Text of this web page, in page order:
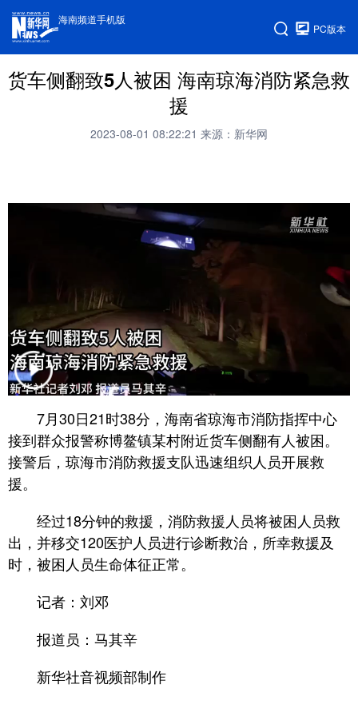
海南频道手机版
PC版本
货车侧翻致5人被困 海南琼海消防紧急救
援
2023-08-01 08:22:21 来源：新华网
7月30日21时38分，海南省琼海市消防指挥中心
接到群众报警称博鳌镇某村附近货车侧翻有人被困。
接警后，琼海市消防救援支队迅速组织人员开展救
援。
经过18分钟的救援，消防救援人员将被困人员救
出，并移交120医护人员进行诊断救治，所幸救援及
时，被困人员生命体征正常。
记者：刘邓
报道员：马其辛
新华社音视频部制作